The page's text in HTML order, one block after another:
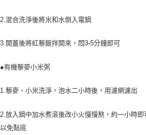
2.混合洗淨後將米和水倒入電鍋
3.開蓋後將紅藜飯拌開來，悶3-5分鐘即可
●有機藜麥小米粥
1.藜麥、小米洗淨，泡水二小時後，用濾網濾出
2.放入鍋中加水煮滾後改小火慢慢熬，約一小時即
以免黏底